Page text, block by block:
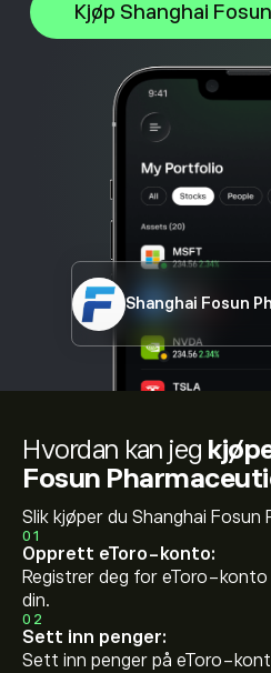
Kjøp Shanghai
Hvordan kan jeg
Fosun
Slik kjøper du Shanghai Fosun
01
Opprett eToro-konto:
Registrer deg for eToro-
din.
02
Sett inn penger:
Sett inn penger på eToro-